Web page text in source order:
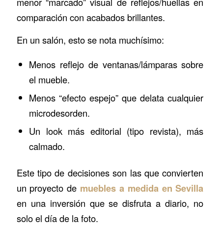
comparación con acabados brillantes.
En un salón, esto se nota muchísimo:
Menos reflejo de ventanas/lámparas sobre
el mueble.
Menos “efecto espejo” que delata cualquier
microdesorden.
Un look más editorial (tipo revista), más
calmado.
Este tipo de decisiones son las que convierten
un proyecto de muebles a medida en Sevilla
en una inversión que se disfruta a diario, no
solo el día de la foto.